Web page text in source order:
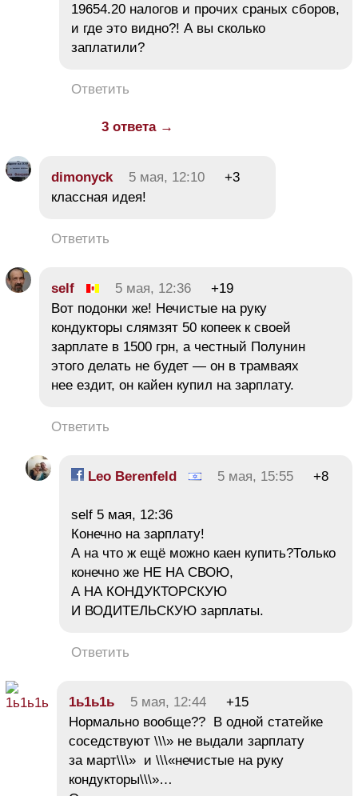
19654.20 налогов и прочих сраных сборов,
и где это видно?! А вы сколько
заплатили?
Ответить
3 ответа →
dimonyck 5 мая, 12:10
+3
классная идея!
Ответить
self 5 мая, 12:36
+19
Вот подонки же! Нечистые на руку
кондукторы слямзят 50 копеек к своей
зарплате в 1500 грн, а честный Полунин
этого делать не будет — он в трамваях
нее ездит, он кайен купил на зарплату.
Ответить
Leo Berenfeld 5 мая, 15:55 +8
self 5 мая, 12:36
Конечно на зарплату!
А на что ж ещё можно каен купить?Только
конечно же НЕ НА СВОЮ,
А НА КОНДУКТОРСКУЮ
И ВОДИТЕЛЬСКУЮ зарплаты.
Ответить
1ь1ь1ь 5 мая, 12:44
+15
Нормально вообще?? В одной статейке
соседствуют \\\» не выдали зарплату
за март\\\» и \\\«нечистые на руку
кондукторы\\\»…